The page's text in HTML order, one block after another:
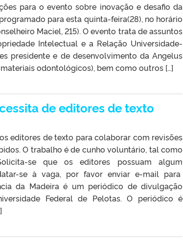
para o evento sobre inovação e desafio da
para esta quinta-feira(28), no horário
Maciel, 215). O evento trata de assuntos
Intelectual e a Relação Universidade-
presidente e de desenvolvimento da Angelus
odontológicos), bem como outros […]
de editores de texto
editores de texto para colaborar com revisões
O trabalho é de cunho voluntário, tal como
se que os editores possuam algum
se à vaga, por favor enviar e-mail para
da Madeira é um periódico de divulgação
Federal de Pelotas. O periódico é